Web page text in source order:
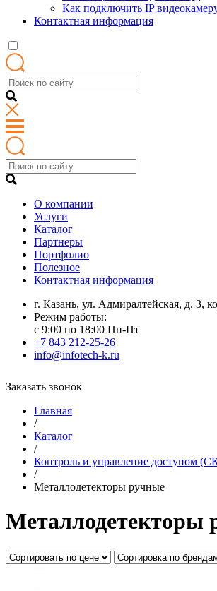
Как подключить IP
Контактная информация
О компании
Услуги
Каталог
Партнеры
Портфолио
Полезное
Контактная информация
г. Казань, ул. Адмиралтейская, д. 3,
Режим работы:
с 9:00 по 18:00 Пн-Пт
+7 843 212-25-26
info@infotech-k.ru
Заказать звонок
Главная
/
Каталог
/
Контроль и управление доступом
/
Металлодетекторы ручные
Металлодетекторы